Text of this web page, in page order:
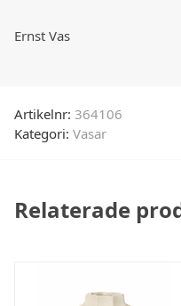
Ernst Vas
Artikelnr: 364106
Kategori: Vasar
Relaterade